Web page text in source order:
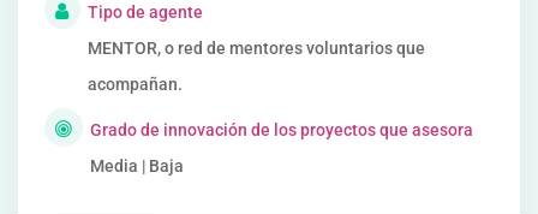
Tipo de agente
MENTOR, o red de mentores voluntarios que
acompañan.
Grado de innovación de los proyectos que asesora
Media | Baja